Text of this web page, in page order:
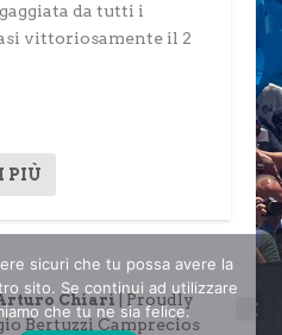
da tutti i
vittoriosamente il 2
PIÙ
Chiari| Proudly
Bertuzzi Camprecios
sicuri che tu possa avere la
sito. Se continui ad utilizzare
che tu ne sia felice.